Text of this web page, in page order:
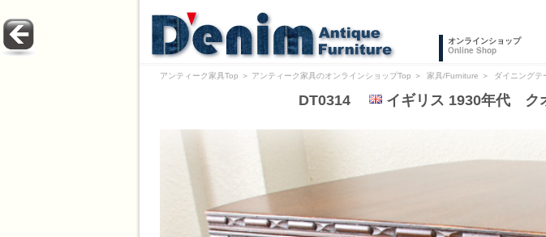
オンラインショップ
Online Shop
アンティーク家具Top ＞ アンティーク家具のオンラインショップTop ＞ 家具/Furniture ＞ ダイニングテ
DT0314 イギリス 1930年代 ク